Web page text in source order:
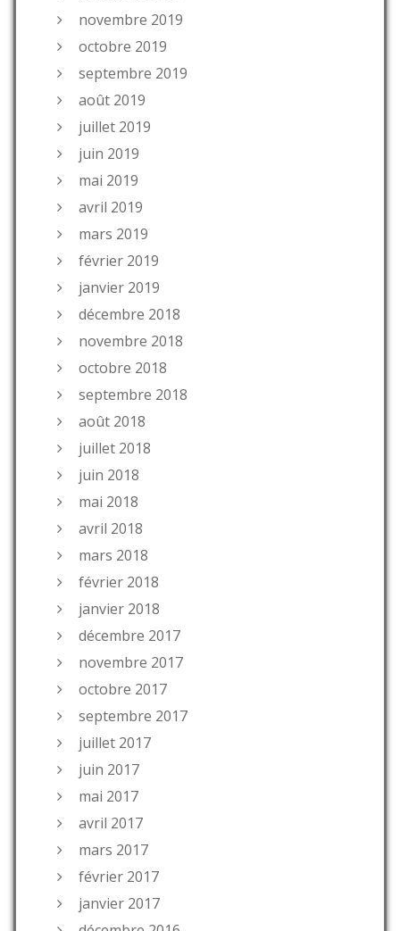
novembre 2019
octobre 2019
septembre 2019
août 2019
juillet 2019
juin 2019
mai 2019
avril 2019
mars 2019
février 2019
janvier 2019
décembre 2018
novembre 2018
octobre 2018
septembre 2018
août 2018
juillet 2018
juin 2018
mai 2018
avril 2018
mars 2018
février 2018
janvier 2018
décembre 2017
novembre 2017
octobre 2017
septembre 2017
juillet 2017
juin 2017
mai 2017
avril 2017
mars 2017
février 2017
janvier 2017